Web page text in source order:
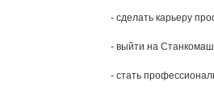
- сделать карьеру
- выйти на
- стать